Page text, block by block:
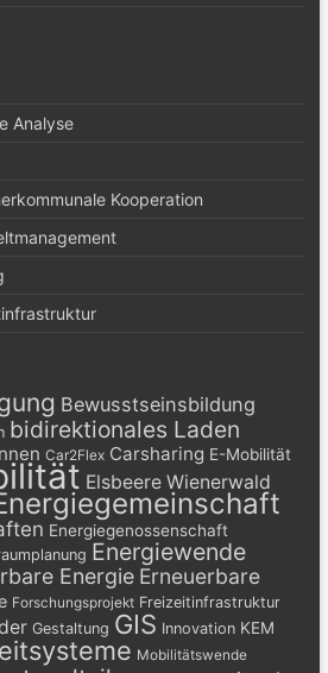
Analyse
Kooperation
Bewusstseinsbildung
bidirektionales Laden
Car2Flex Carsharing E-Mobilität
Elsbeere Wienerwald
Energiegenossenschaft
Energiewende
Energie Erneuerbare
Forschungsprojekt Freizeitinfrastruktur
Gestaltung GIS Innovation KEM
Mobilitätswende